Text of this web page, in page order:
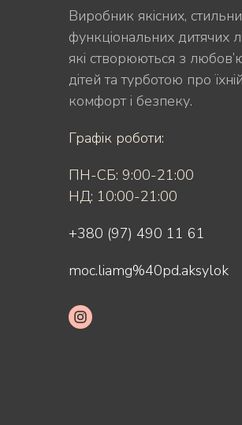
Виробник якісних,
функціональних дитячих
які створюються з
дітей та турботою про їхній
комфорт і безпеку.
Графік роботи:
ПН-СБ: 9:00-21:00
НД: 10:00-21:00
+380 (97) 490 11 61
moc.liamg%40pd.aksylok